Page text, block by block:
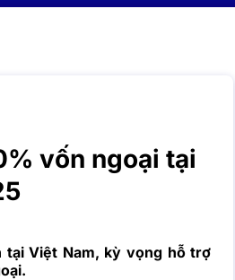
vốn ngoại tại
tại Việt Nam, kỳ vọng hỗ trợ